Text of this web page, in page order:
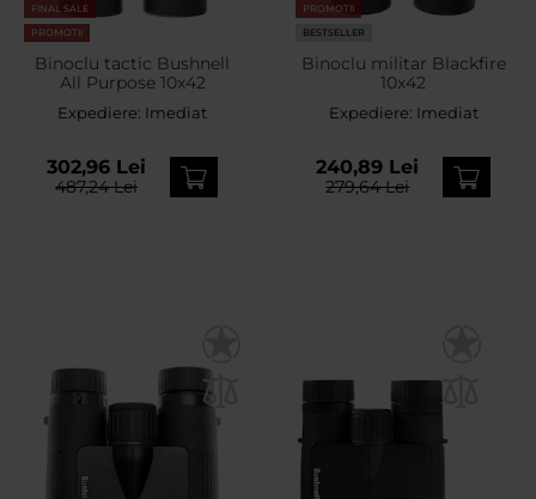
FINAL SALE
PROMOTII
Binoclu tactic Bushnell
All Purpose 10x42
Expediere: Imediat
302,96 Lei
487,24 Lei
PROMOTII
BESTSELLER
Binoclu militar Blackfire
10x42
Expediere: Imediat
240,89 Lei
279,64 Lei